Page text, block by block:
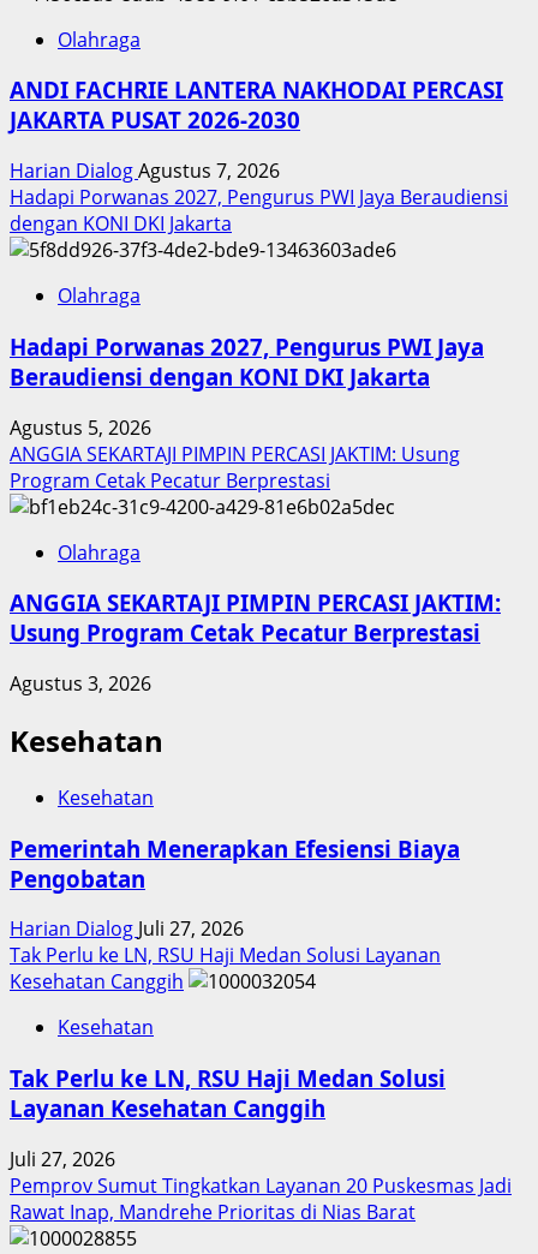
Olahraga
ANDI FACHRIE LANTERA NAKHODAI PERCASI
JAKARTA PUSAT 2026-2030
Harian DialogAgustus 7, 2026
Hadapi Porwanas 2027, Pengurus PWI Jaya Beraudiensi
dengan KONI DKI Jakarta
Olahraga
Hadapi Porwanas 2027, Pengurus PWI Jaya
Beraudiensi dengan KONI DKI Jakarta
Agustus 5, 2026
ANGGIA SEKARTAJI PIMPIN PERCASI JAKTIM: Usung
Program Cetak Pecatur Berprestasi
Olahraga
ANGGIA SEKARTAJI PIMPIN PERCASI JAKTIM:
Usung Program Cetak Pecatur Berprestasi
Agustus 3, 2026
Kesehatan
Kesehatan
Pemerintah Menerapkan Efesiensi Biaya
Pengobatan
Harian Dialog Juli 27, 2026
Tak Perlu ke LN, RSU Haji Medan Solusi Layanan
Kesehatan Canggih
Kesehatan
Tak Perlu ke LN, RSU Haji Medan Solusi
Layanan Kesehatan Canggih
Juli 27, 2026
Pemprov Sumut Tingkatkan Layanan 20 Puskesmas Jadi
Rawat Inap, Mandrehe Prioritas di Nias Barat